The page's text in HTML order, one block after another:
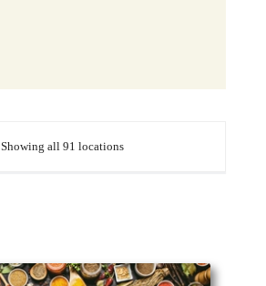
Showing all 91 locations